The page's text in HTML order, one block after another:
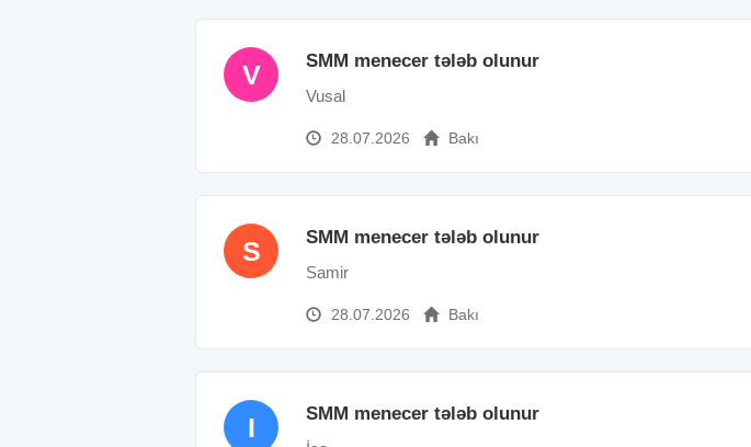
V SMM menecer tələb olunur
Vusal
28.07.2026 Bakı
S SMM menecer tələb olunur
Samir
28.07.2026 Bakı
I SMM menecer tələb olunur